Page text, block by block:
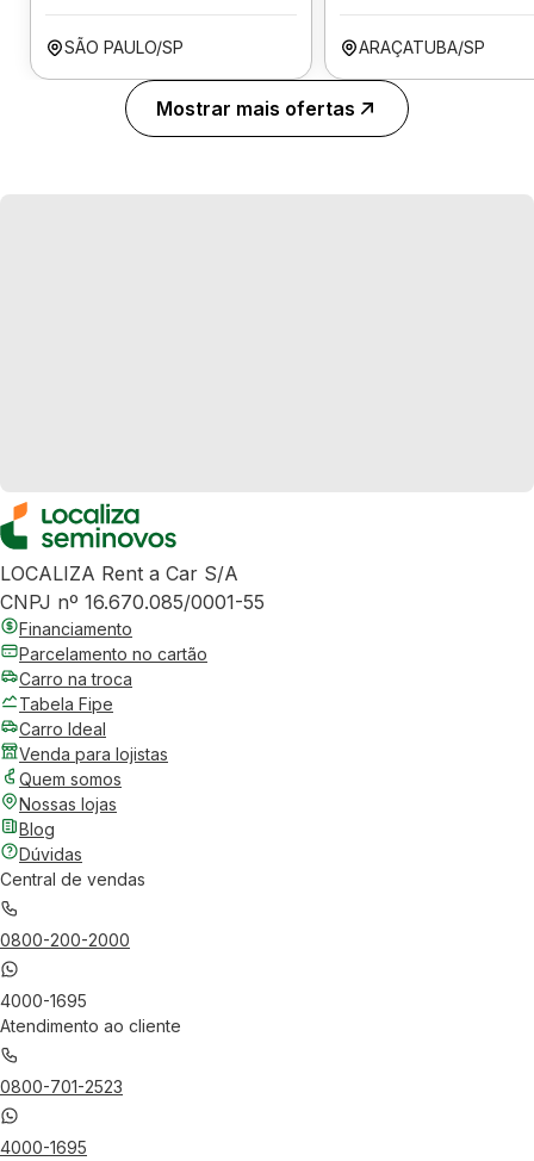
SÃO PAULO/SP ARAÇATUBA/SP
Mostrar mais ofertas
LOCALIZA Rent a Car S/A
CNPJ nº 16.670.085/0001-55
Financiamento
Parcelamento no cartão
Carro na troca
Tabela Fipe
Carro Ideal
Venda para lojistas
Quem somos
Nossas lojas
Blog
Dúvidas
Central de vendas
0800-200-2000
4000-1695
Atendimento ao cliente
0800-701-2523
4000-1695